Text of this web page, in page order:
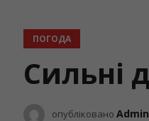
ПОГОДА
Сильні
опублікованоAdmin